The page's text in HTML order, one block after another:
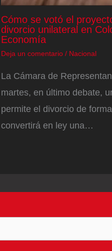
Cómo se votó el
divorcio unilateral en
Economía
Deja un comentario / Nacional
La Cámara de
martes, en último debate,
permite el divorcio de
convertirá en ley una…